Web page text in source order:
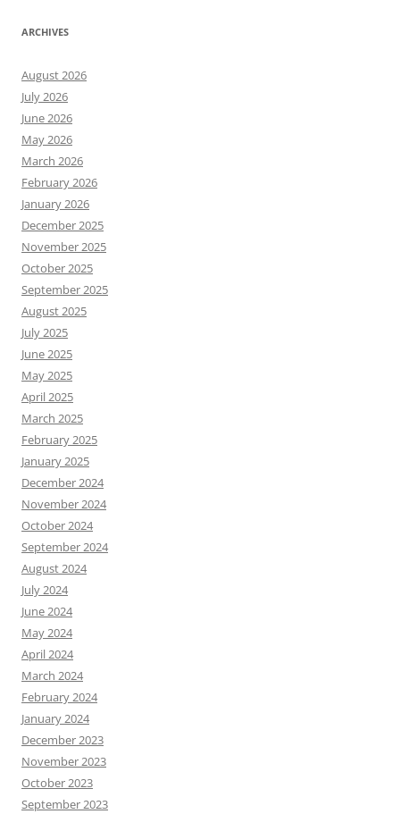
ARCHIVES
August 2026
July 2026
June 2026
May 2026
March 2026
February 2026
January 2026
December 2025
November 2025
October 2025
September 2025
August 2025
July 2025
June 2025
May 2025
April 2025
March 2025
February 2025
January 2025
December 2024
November 2024
October 2024
September 2024
August 2024
July 2024
June 2024
May 2024
April 2024
March 2024
February 2024
January 2024
December 2023
November 2023
October 2023
September 2023